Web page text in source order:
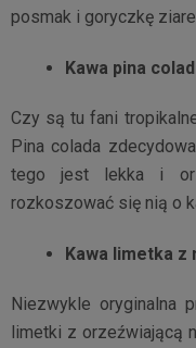
posmak i goryczkę
Kawa pina
Czy są tu fani
Pina colada
tego jest lekka i
rozkoszować się nią o
Kawa limetka z
Niezwykle oryginalna
limetki z orzeźwiającą